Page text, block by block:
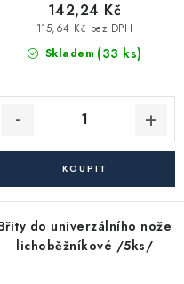
Skladem (33 ks)
115,64 Kč bez DPH
142,24 Kč
do univerzálního nože
lichoběžníkové /5ks/